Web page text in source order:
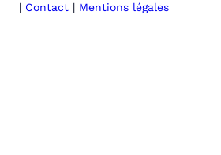
| Contact | Mentions légales